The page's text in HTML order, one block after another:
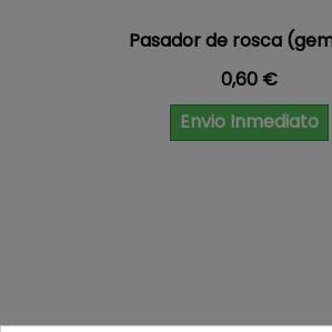
Pasador de rosca
Precio
0,60 €
Envio Inmediato